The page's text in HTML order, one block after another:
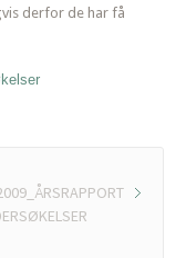
derfor de har få